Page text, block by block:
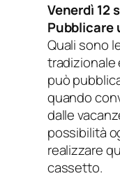
Venerdì 12
Pubblicare
Quali sono
tradizionale
può
quando
dalle
possibilità
realizzare
cassetto.